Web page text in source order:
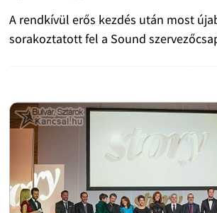
A rendkívül erős kezdés után most
sorakoztatott fel a Sound